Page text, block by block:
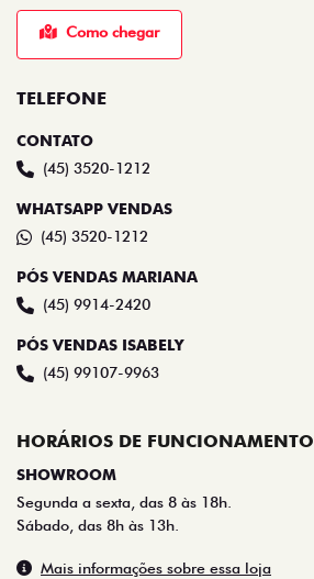
Como chegar
TELEFONE
CONTATO
(45) 3520-1212
WHATSAPP VENDAS
(45) 3520-1212
PÓS VENDAS MARIANA
(45) 9914-2420
PÓS VENDAS ISABELY
(45) 99107-9963
HORÁRIOS DE FUNCIONAMENTO
SHOWROOM
Segunda a sexta, das 8 às 18h.
Sábado, das 8h às 13h.
Mais informações sobre essa loja